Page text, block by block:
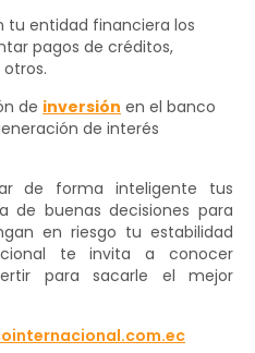
tu entidad financiera los
pagos de créditos,
de inversión en el banco
de interés
de forma inteligente tus
de buenas decisiones para
en riesgo tu estabilidad
te invita a conocer
para sacarle el mejor